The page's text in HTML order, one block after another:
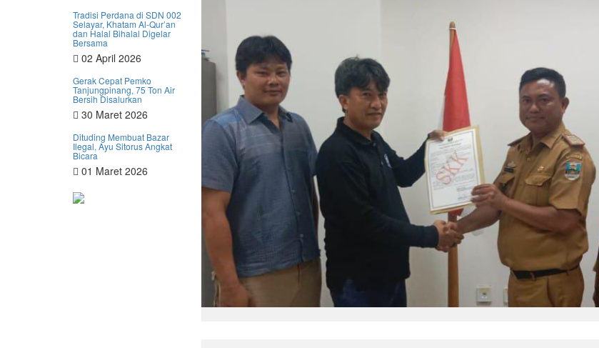
Tradisi Perdana di SDN 002
Selayar, Khatam Al-Qur’an
dan Halal Bihalal Digelar
Bersama
02 April 2026
Gerak Cepat Pemko
Tanjungpinang, 75 Ton Air
Bersih Disalurkan
30 Maret 2026
Dituding Membuat Bazar
Ilegal, Ayu Sitorus Angkat
Bicara
01 Maret 2026